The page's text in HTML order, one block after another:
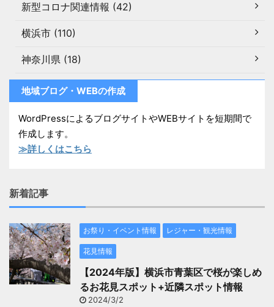
新型コロナ関連情報 (42)
横浜市 (110)
神奈川県 (18)
地域ブログ・WEBの作成
WordPressによるブログサイトやWEBサイトを短期間で
作成します。
≫詳しくはこちら
新着記事
お祭り・イベント情報 レジャー・観光情報
花見情報
【2024年版】横浜市青葉区で桜が楽しめ
るお花見スポット+近隣スポット情報
2024/3/2